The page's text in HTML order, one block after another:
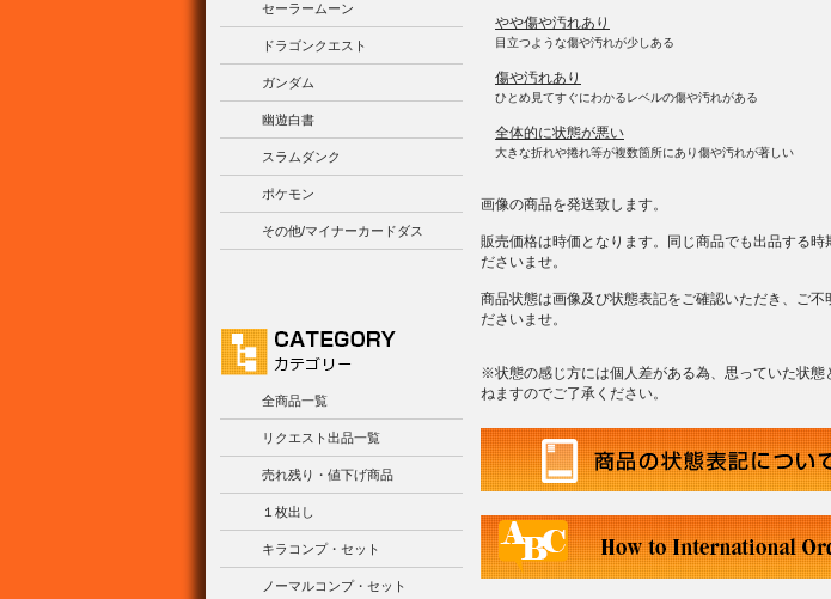
セーラームーン
ドラゴンクエスト
ガンダム
幽遊白書
スラムダンク
ポケモン
その他/マイナーカードダス
全商品一覧
リクエスト出品一覧
売れ残り・値下げ商品
１枚出し
キラコンプ・セット
ノーマルコンプ・セット
やや傷や汚れあり
目立つような傷や汚れが少しある
傷や汚れあり
ひとめ見てすぐにわかるレベルの傷や汚れがある
全体的に状態が悪い
大きな折れや捲れ等が複数箇所にあり傷や汚れが著しい
画像の商品を発送致します。
販売価格は時価となります。同じ商品でも出品する
ださいませ。
商品状態は画像及び状態表記をご確認いただき、ご
ださいませ。
※状態の感じ方には個人差がある為、思っていた状
ねますのでご了承ください。